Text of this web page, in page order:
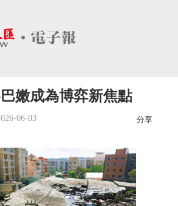
嫩成為博弈新焦點
06-03 分享